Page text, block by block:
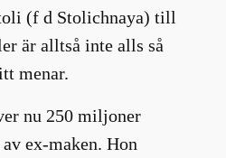
(f d Stolichnaya) till
är alltså inte alls så
menar.
nu 250 miljoner
ex-maken. Hon